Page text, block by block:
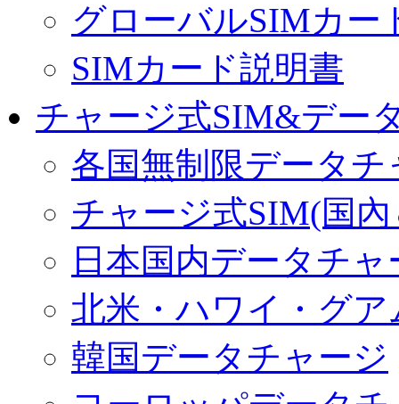
グローバルSIMカー
SIMカード説明書
チャージ式SIM&デー
各国無制限データチ
チャージ式SIM(国
日本国内データチャ
北米・ハワイ・グ
韓国データチャージ